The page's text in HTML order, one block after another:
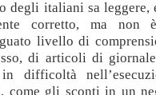
degli italiani sa leggere,
corretto, ma
livello di
di articoli di
difficoltà
come gli sconti in un